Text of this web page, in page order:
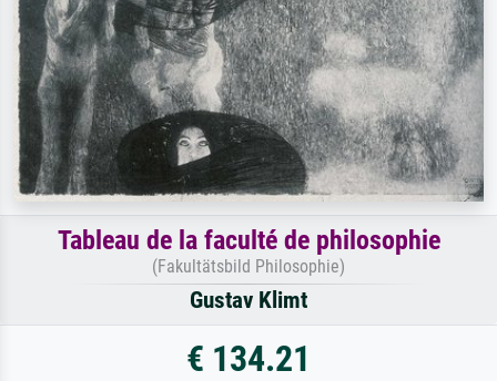
Tableau de la faculté de philosophie
(Fakultätsbild Philosophie)
Gustav Klimt
€ 134.21